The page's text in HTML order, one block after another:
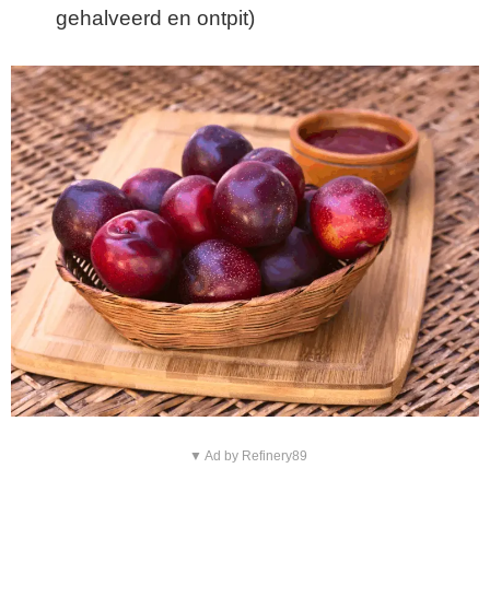
gehalveerd en ontpit)
▼ Ad by Refinery89